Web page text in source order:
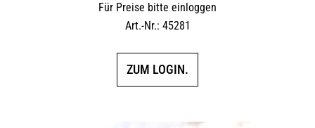
Für Preise bitte einloggen
Art.-Nr.: 45281
ZUM LOGIN.